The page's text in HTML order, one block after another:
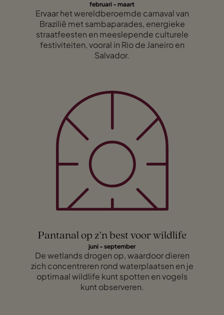
februari - maart
Ervaar het wereldberoemde carnaval van
Brazilië met sambaparades, energieke
straatfeesten en meeslepende culturele
festiviteiten, vooral in Rio de Janeiro en
Salvador.
Pantanal op z’n best voor wildlife
juni - september
De wetlands drogen op, waardoor dieren
zich concentreren rond waterplaatsen en je
optimaal wildlife kunt spotten en vogels
kunt observeren.